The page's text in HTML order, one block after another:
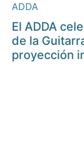
ADDA
El ADDA
de la
proyección